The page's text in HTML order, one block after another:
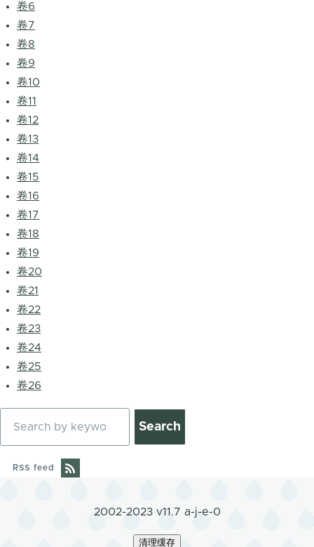
卷6
卷7
卷8
卷9
卷10
卷11
卷12
卷13
卷14
卷15
卷16
卷17
卷18
卷19
卷20
卷21
卷22
卷23
卷24
卷25
卷26
RSS feed
2002-2023 v11.7 a-j-e-0